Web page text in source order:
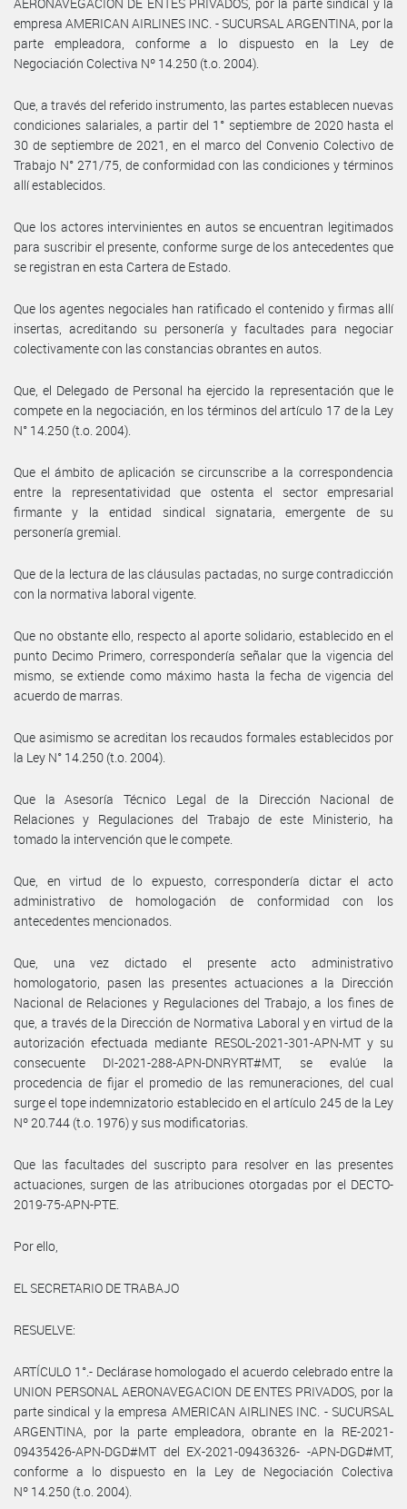
empresa AMERICAN AIRLINES INC. - SUCURSAL ARGENTINA, por la
parte empleadora, conforme a lo dispuesto en la Ley de
Negociación Colectiva Nº 14.250 (t.o. 2004).
Que, a través del referido instrumento, las partes establecen nuevas
condiciones salariales, a partir del 1° septiembre de 2020 hasta el
30 de septiembre de 2021, en el marco del Convenio Colectivo de
Trabajo N° 271/75, de conformidad con las condiciones y términos
allí establecidos.
Que los actores intervinientes en autos se encuentran legitimados
para suscribir el presente, conforme surge de los antecedentes que
se registran en esta Cartera de Estado.
Que los agentes negociales han ratificado el contenido y firmas allí
insertas, acreditando su personería y facultades para negociar
colectivamente con las constancias obrantes en autos.
Que, el Delegado de Personal ha ejercido la representación que le
compete en la negociación, en los términos del artículo 17 de la Ley
N° 14.250 (t.o. 2004).
Que el ámbito de aplicación se circunscribe a la correspondencia
entre la representatividad que ostenta el sector empresarial
firmante y la entidad sindical signataria, emergente de su
personería gremial.
Que de la lectura de las cláusulas pactadas, no surge contradicción
con la normativa laboral vigente.
Que no obstante ello, respecto al aporte solidario, establecido en el
punto Decimo Primero, correspondería señalar que la vigencia del
mismo, se extiende como máximo hasta la fecha de vigencia del
acuerdo de marras.
Que asimismo se acreditan los recaudos formales establecidos por
la Ley N° 14.250 (t.o. 2004).
Que la Asesoría Técnico Legal de la Dirección Nacional de
Relaciones y Regulaciones del Trabajo de este Ministerio, ha
tomado la intervención que le compete.
Que, en virtud de lo expuesto, correspondería dictar el acto
administrativo de homologación de conformidad con los
antecedentes mencionados.
Que, una vez dictado el presente acto administrativo
homologatorio, pasen las presentes actuaciones a la Dirección
Nacional de Relaciones y Regulaciones del Trabajo, a los fines de
que, a través de la Dirección de Normativa Laboral y en virtud de la
autorización efectuada mediante RESOL-2021-301-APN-MT y su
consecuente DI-2021-288-APN-DNRYRT#MT, se evalúe la
procedencia de fijar el promedio de las remuneraciones, del cual
surge el tope indemnizatorio establecido en el artículo 245 de la Ley
Nº 20.744 (t.o. 1976) y sus modificatorias.
Que las facultades del suscripto para resolver en las presentes
actuaciones, surgen de las atribuciones otorgadas por el DECTO-
2019-75-APN-PTE.
Por ello,
EL SECRETARIO DE TRABAJO
RESUELVE:
ARTÍCULO 1°.- Declárase homologado el acuerdo celebrado entre la
UNION PERSONAL AERONAVEGACION DE ENTES PRIVADOS, por la
parte sindical y la empresa AMERICAN AIRLINES INC. - SUCURSAL
ARGENTINA, por la parte empleadora, obrante en la RE-2021-
09435426-APN-DGD#MT del EX-2021-09436326- -APN-DGD#MT,
conforme a lo dispuesto en la Ley de Negociación Colectiva
Nº 14.250 (t.o. 2004).